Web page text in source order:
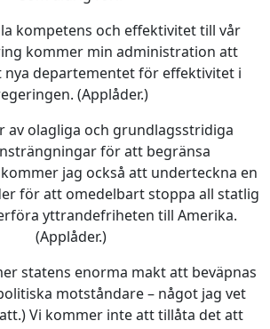
kompetens och effektivitet till vår
kommer min administration att
departementet för effektivitet i
(Applåder.)
av olagliga och grundlagsstridiga
för att begränsa
jag också att underteckna en
för att omedelbart stoppa all statlig
yttrandefriheten till Amerika.
(Applåder.)
statens enorma makt att beväpnas
motståndare – något jag vet
Vi kommer inte att tillåta det att